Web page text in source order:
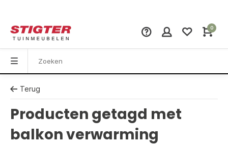
0
Terug
Producten getagd met
balkon verwarming